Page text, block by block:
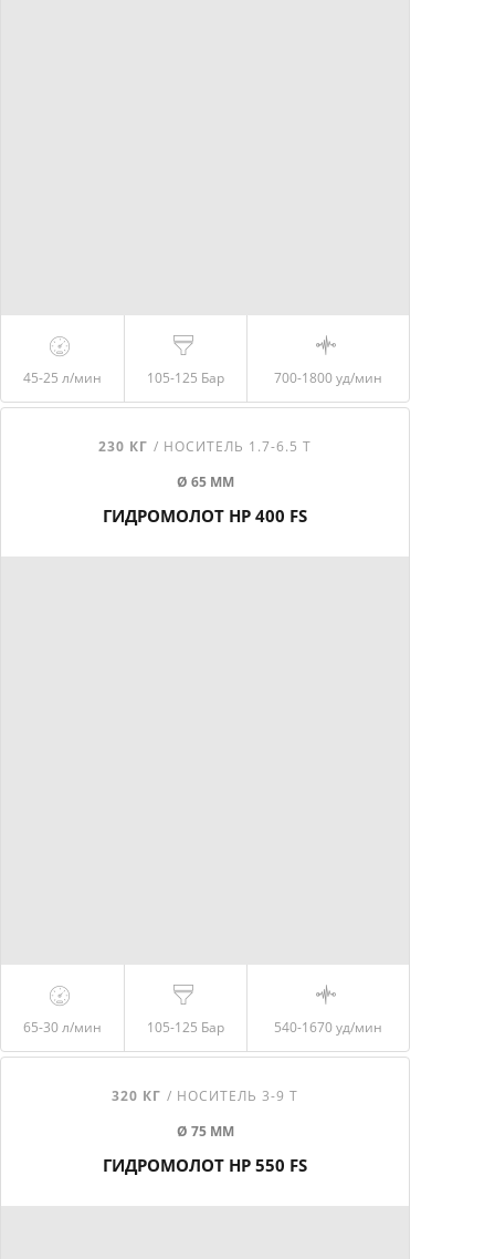
45-25 л/мин 105-125 Бар 700-1800уд/мин
230 КГ / НОСИТЕЛЬ 1.7-6.5 Т
Ø 65 ММ
ГИДРОМОЛОТ HP 400 FS
65-30 л/мин 105-125 Бар 540-1670уд/мин
320 КГ / НОСИТЕЛЬ 3-9 Т
Ø 75 ММ
ГИДРОМОЛОТ HP 550 FS